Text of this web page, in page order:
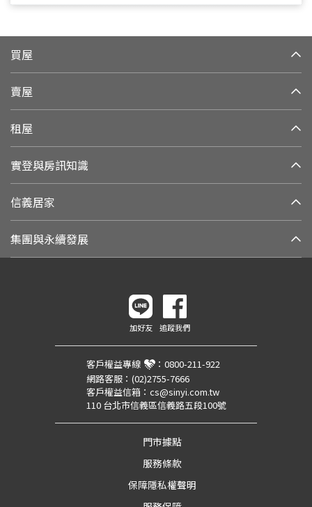
買屋
賣屋
租屋
實登與房訊知識
信義居家
集團與永續發展
加好友 追蹤我們
客戶權益專線 ： 0800-211-922
網路客服： (02)2755-7666
客戶權益信箱： cs@sinyi.com.tw
110 台北市信義區信義路五段100號
門市據點
服務條款
保障隱私權聲明